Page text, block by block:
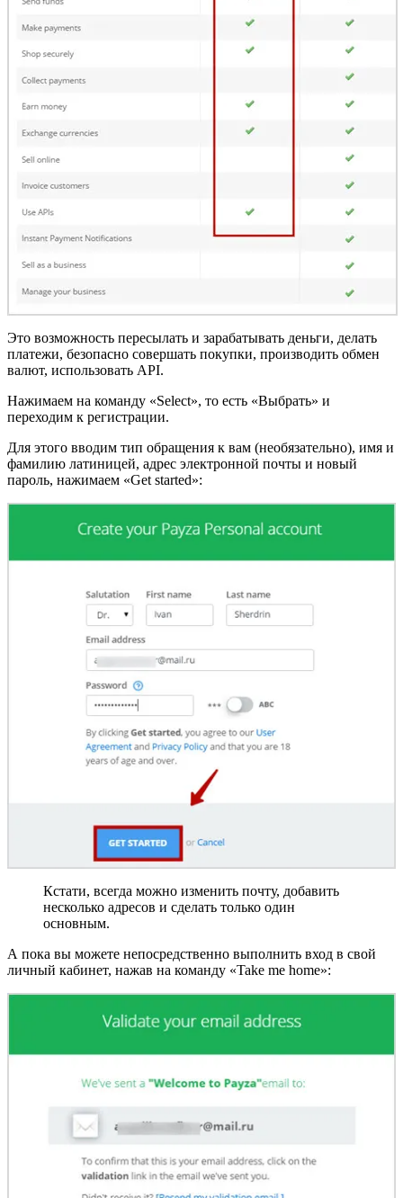
Это возможность пересылать и зарабатывать деньги, делать
платежи, безопасно совершать покупки, производить обмен
валют, использовать API.
Нажимаем на команду «Select», то есть «Выбрать» и
переходим к регистрации.
Для этого вводим тип обращения к вам (необязательно), имя и
фамилию латиницей, адрес электронной почты и новый
пароль, нажимаем «Get started»:
Кстати, всегда можно изменить почту, добавить
несколько адресов и сделать только один
основным.
А пока вы можете непосредственно выполнить вход в свой
личный кабинет, нажав на команду «Take me home»: